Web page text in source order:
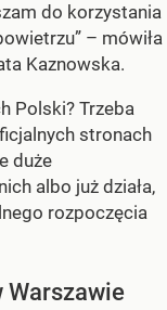
do korzystania
– mówiła
Kaznowska.
Polski? Trzeba
stronach
duże
albo już działa,
rozpoczęcia
Warszawie